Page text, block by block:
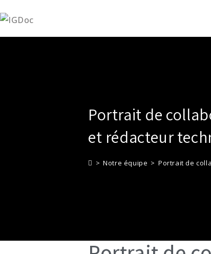
to
Portrait de
et rédacteur
> Notre équipe > Portrait de